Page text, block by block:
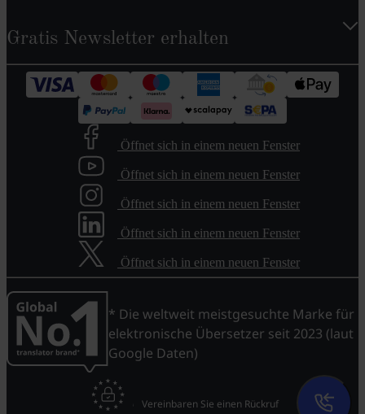
Gratis Newsletter erhalten
Öffnet sich in einem neuen Fenster
Öffnet sich in einem neuen Fenster
Öffnet sich in einem neuen Fenster
Öffnet sich in einem neuen Fenster
Öffnet sich in einem neuen Fenster
* Die weltweit meistgesuchte Marke für
elektronische Übersetzer seit 2023 (laut
Google Daten)
Vereinbaren Sie einen Rückruf